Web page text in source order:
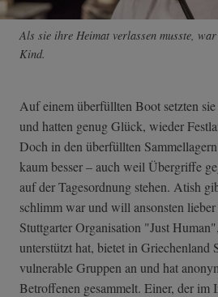
Als sie ihre Heimat verlassen musste,
Kind.
Auf einem überfüllten Boot setzten
und hatten genug Glück, wieder
Doch in den überfüllten
kaum besser – auch weil Übergriffe
auf der Tagesordnung stehen. Atish
schlimm war und will ansonsten
Stuttgarter Organisation "Just
unterstützt hat, bietet in Griechenland
vulnerable Gruppen an und hat
Betroffenen gesammelt. Einer, der im